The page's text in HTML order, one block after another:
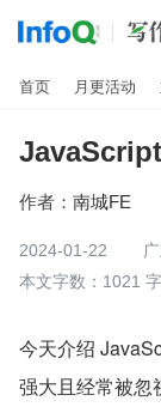
首页 月更活动
JavaScript
作者： 南城FE
2024-01-22
本文字数：1021 字
今天介绍
强大且经常被忽